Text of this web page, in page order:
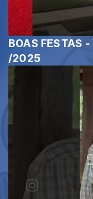
BOAS FESTAS -
/2025